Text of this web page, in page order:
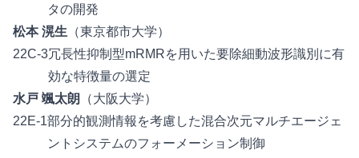
タの開発
松本 滉生 （東京都市大学）
22C-3冗長性抑制型mRMRを用いた要除細動波形識別に有
効な特徴量の選定
水戸 颯太朗
（大阪大学）
22E-1部分的観測情報を考慮した混合次元マルチエージェ
ントシステムのフォーメーション制御